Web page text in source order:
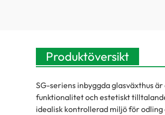
Produktöversikt
SG-seriens inbyggda glasväxthus
funktionalitet och estetiskt
idealisk kontrollerad miljö för